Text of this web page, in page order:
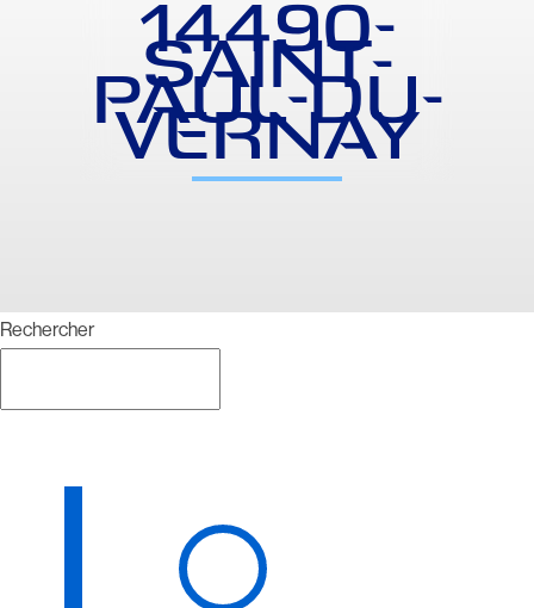
14490-
SAINT-
PAUL-DU-
VERNAY
Rechercher